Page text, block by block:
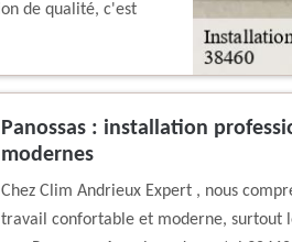
de qualité, c'est
Panossas : installation
modernes
Chez Clim Andrieux Expert , nous
travail confortable et moderne, surtout